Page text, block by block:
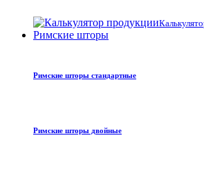
Римские шторы
Римские шторы стандартные
Римские шторы двойные